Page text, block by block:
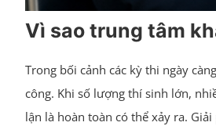
Vì sao trung tâm
Trong bối cảnh các kỳ thi ngày
công. Khi số lượng thí sinh lớn,
lận là hoàn toàn có thể xảy ra.